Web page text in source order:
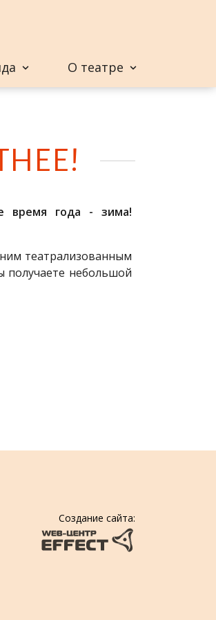
О театре
время года - зима!
театрализованным
получаете небольшой
Создание сайта: